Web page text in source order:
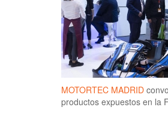
MOTORTEC MADRID
productos expuestos en la